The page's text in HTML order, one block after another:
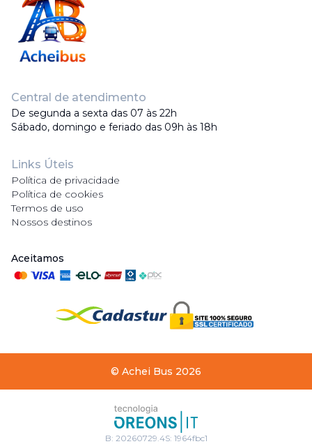
Central de atendimento
De segunda a sexta das 07 às 22h
Sábado, domingo e feriado das 09h às 18h
Links Úteis
Política de privacidade
Política de cookies
Termos de uso
Nossos destinos
Aceitamos
© Achei Bus 2026
B: 20260729.4S: 1964fbc1